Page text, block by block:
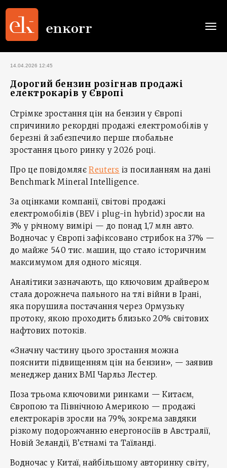
14.04.2026 12:45
Дорогий бензин розігнав продажі
електрокарів у Європі
Стрімке зростання цін на бензин у Європі
спричинило рекордні продажі електромобілів у
березні й забезпечило перше глобальне
зростання цього ринку у 2026 році.
Про це повідомляєReuters із посиланням на дані
Benchmark Mineral Intelligence.
За оцінками компанії, світові продажі
електромобілів (BEV і plug-in hybrid) зросли на
3% у річному вимірі — до понад 1,7 млн авто.
Водночас у Європі зафіксовано стрибок на 37% —
до майже 540 тис. машин, що стало історичним
максимумом для одного місяця.
Аналітики зазначають, що ключовим драйвером
стала дорожнеча пального на тлі війни в Ірані,
яка порушила постачання через Ормузьку
протоку, якою проходить близько 20% світових
нафтових потоків.
«Значну частину цього зростання можна
пояснити підвищенням цін на бензин», — заявив
менеджер даних BMI Чарльз Лестер.
Поза трьома ключовими ринками — Китаєм,
Європою та Північною Америкою — продажі
електрокарів зросли на 79%, зокрема завдяки
різкому подорожчанню енергоносіїв в Австралії,
Новій Зеландії, В’єтнамі та Таїланді.
Водночас у Китаї, найбільшому авторинку світу,